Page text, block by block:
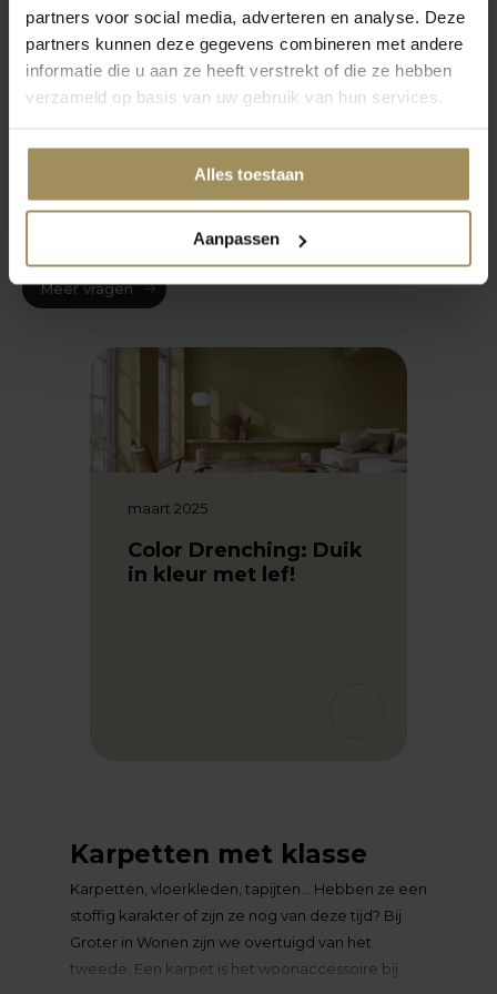
partners voor social media, adverteren en analyse. Deze
partners kunnen deze gegevens combineren met andere
informatie die u aan ze heeft verstrekt of die ze hebben
verzameld op basis van uw gebruik van hun services.
Alles toestaan
Aanpassen
Welk vloerkleed onder Ronde tafel?
Wat voor kleed bij hoekbank?
Wat is het verschil tussen een
vloerkleed en een tapijt?
Meer vragen
maart 2025
Color Drenching: Duik
in kleur met lef!
Karpetten met klasse
Karpetten, vloerkleden, tapijten… Hebben ze een
stoffig karakter of zijn ze nog van deze tijd? Bij
Groter in Wonen zijn we overtuigd van het
tweede. Een karpet is het woonaccessoire bij